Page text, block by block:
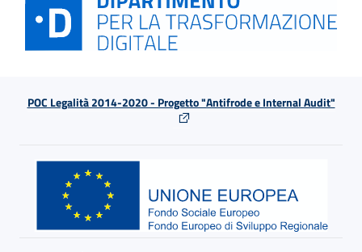
POC Legalità 2014-2020 - Progetto "Antifrode e Internal Audit"